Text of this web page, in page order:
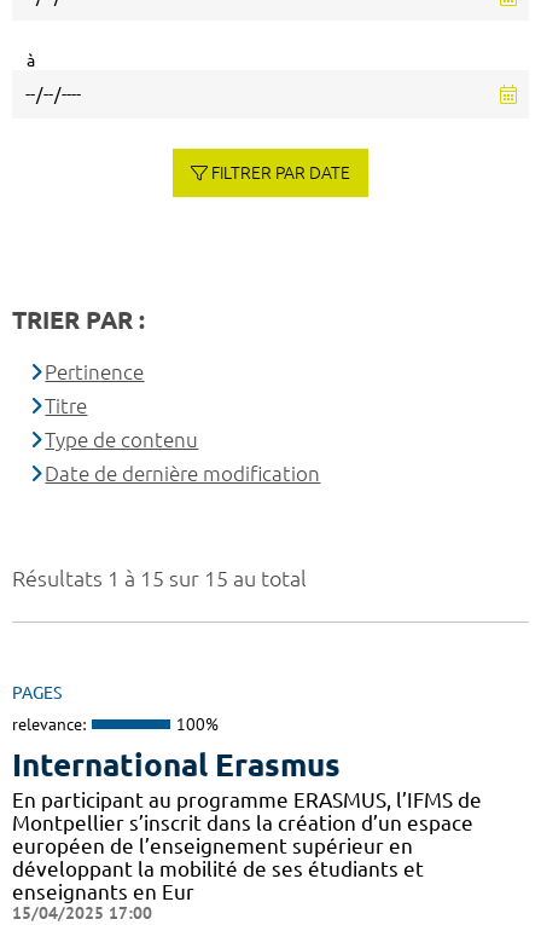
Résultats 1 à 15 sur 15 au total
PAGES
relevance: 100%
International Erasmus
En participant au programme ERASMUS, l’IFMS de
Montpellier s’inscrit dans la création d’un espace
européen de l’enseignement supérieur en
développant la mobilité de ses étudiants et
enseignants en Eur
15/04/2025 17:00
à
FILTRER PAR DATE
TRIER PAR :
Pertinence
Titre
Type de contenu
Date de dernière modification